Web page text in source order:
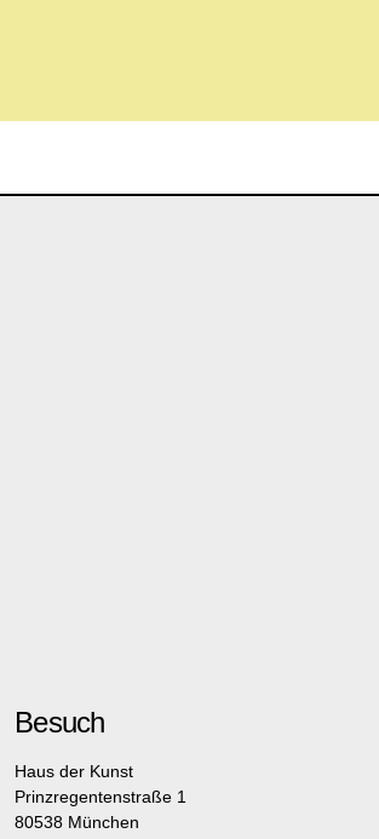
Besuch
Haus der Kunst
Prinzregentenstraße 1
80538 München